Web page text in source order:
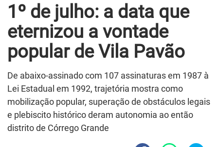
1º de julho: a data que
eternizou a vontade
popular de Vila Pavão
De abaixo-assinado com 107 assinaturas em 1987 à
Lei Estadual em 1992, trajetória mostra como
mobilização popular, superação de obstáculos legais
e plebiscito histórico deram autonomia ao então
distrito de Córrego Grande